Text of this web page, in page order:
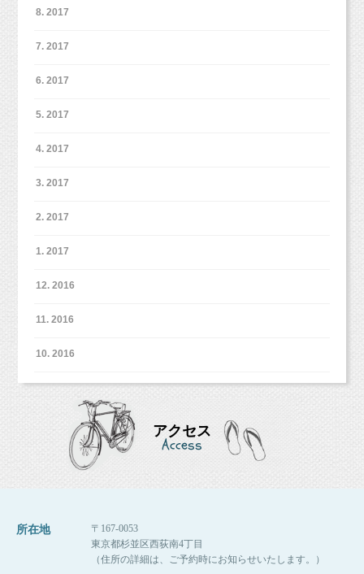
8. 2017
7. 2017
6. 2017
5. 2017
4. 2017
3. 2017
2. 2017
1. 2017
12. 2016
11. 2016
10. 2016
アクセス
Access
所在地
〒167-0053
東京都杉並区西荻南4丁目
（住所の詳細は、ご予約時にお知らせいたします。）